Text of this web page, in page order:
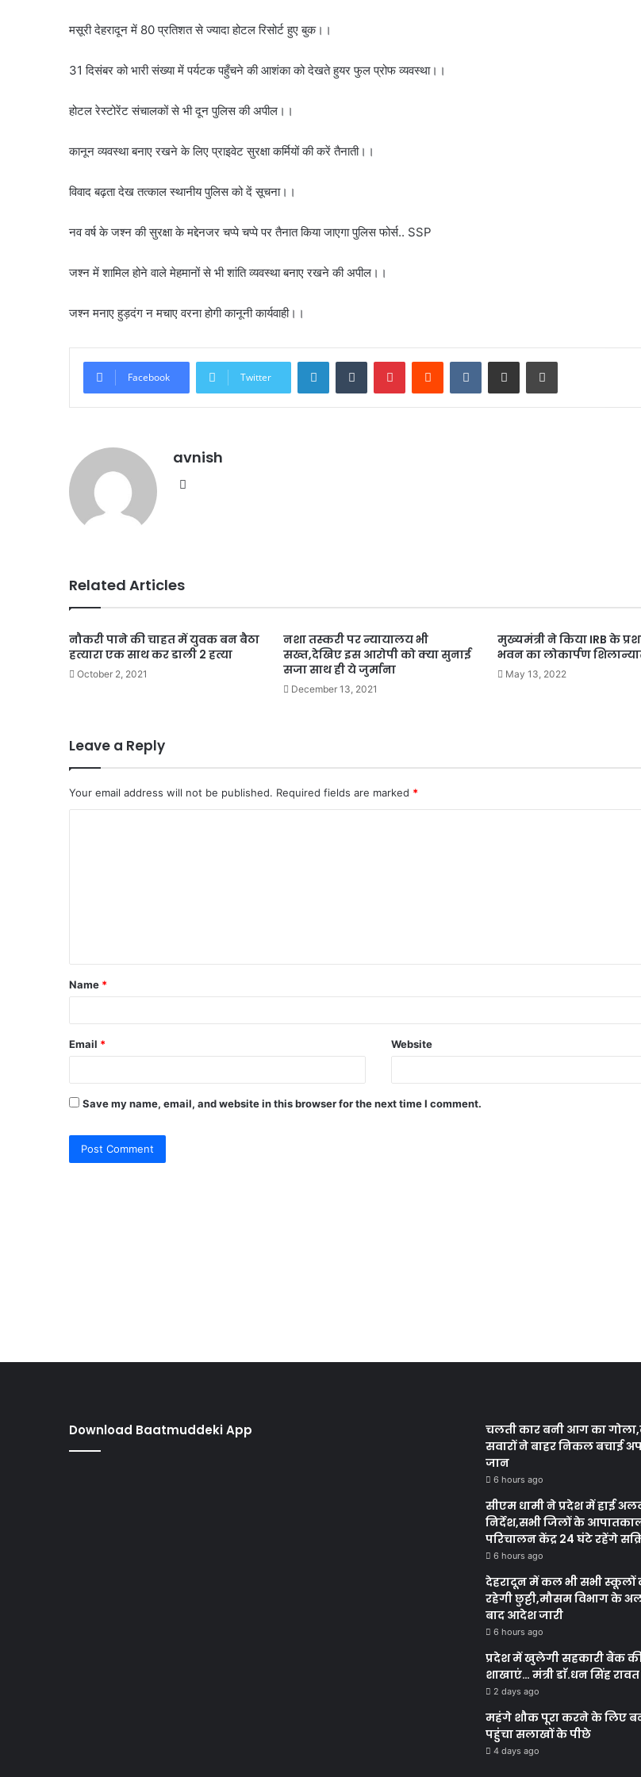
मसूरी देहरादून में 80 प्रतिशत से ज्यादा होटल रिसोर्ट हुए बुक।।
31 दिसंबर को भारी संख्या में पर्यटक पहुँचने की आशंका को देखते हुयर फुल प्रोफ व्यवस्था।।
होटल रेस्टोरेंट संचालकों से भी दून पुलिस की अपील।।
कानून व्यवस्था बनाए रखने के लिए प्राइवेट सुरक्षा कर्मियों की करें तैनाती।।
विवाद बढ़ता देख तत्काल स्थानीय पुलिस को दें सूचना।।
नव वर्ष के जश्न की सुरक्षा के मद्देनजर चप्पे चप्पे पर तैनात किया जाएगा पुलिस फोर्स.. SSP
जश्न में शामिल होने वाले मेहमानों से भी शांति व्यवस्था बनाए रखने की अपील।।
जश्न मनाए हुड़दंग न मचाए वरना होगी कानूनी कार्यवाही।।
Facebook Twitter
LinkedInTumblr PinterestReddit VKontakteShare via Email Print
avnish
Related Articles
नौकरी पाने की चाहत में युवक बन बैठा
हत्यारा एक साथ कर डाली 2 हत्या
October 2, 2021
नशा तस्करी पर न्यायालय भी
सख्त,देखिए इस आरोपी को क्या सुनाई
सजा साथ ही ये जुर्माना
December 13, 2021
मुख्यमंत्री ने किया IRB के
भवन का लोकार्पण
May 13, 2022
Leave a Reply
Your email address will not be published. Required fields are marked *
t
*
Name *
Email * Website
Save my name, email, and website in this browser for the next time I comment.
Download Baatmuddeki App
चलती कार बनी आग का
सवारों ने बाहर निकल बचाई
जान
6 hours ago
सीएम धामी ने प्रदेश में हाई
निर्देश,सभी जिलों के
परिचालन केंद्र 24 घंटे रहेंगे
6 hours ago
देहरादून में कल भी सभी स्कूलों
रहेगी छुट्टी,मौसम विभाग के
बाद आदेश जारी
6 hours ago
प्रदेश में खुलेगी सहकारी बैंक
शाखाएं… मंत्री डाॅ.धन सिंह रावत
2 days ago
महंगे शौक पूरा करने के लिए
पहुंचा सलाखों के पीछे
4 days ago